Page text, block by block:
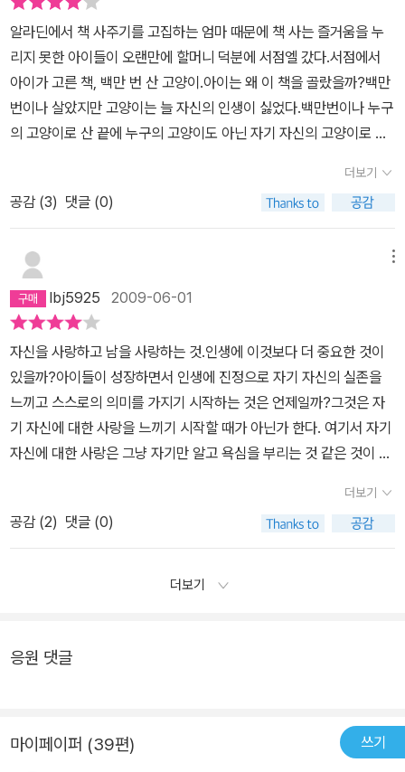
다 마찬가지로 고양이는 죽었죠. 그리고 이번에 누구의 고양이도 아
닌 고양이로 태어난거에요. 자기만의 고양이가 된 거죠. 멋진 얼룩무
늬 도둑고양이가 되었어요.암고양이들은 모두들 신부가 되고 싶어했
대요. 커다란 생선을 선물하기도 하고 먹음직스런 쥐를 갖다 주기도
했죠. 하지만 고양이는 자가 자신을 좋아해서 그 누구도 눈에 차지 않
았나봐요.그런데 이 예쁜 고양이 보이시죠? 얼룩무늬 고양이가 '난 백
만 번이나 죽어 봤다고!' 말해도 '그러니.'하고 대꾸할 뿐 관심을 갖지
않았대요. 하얀고양이의 마음을 얻고 싶은 얼룩무늬 고양이는 빙그르
는 하얀고양이와 새끼 고양이들을 자기 자신보다 더 좋아하게 되었다
네요. 그리고 고양이들도 점차 나이가 들어가고 마침내 하얀고양이가
움직임을 멈췄어요. 고양이는 처음으로 울었대요. 밤이 되고 아침이
되도록, 또 밤이 되고 아침이 되도록 백만 번이나 울었대요. 그리고 어
느날 울음을 그치고 하얀고양이 곁에서 조용히 움직임을 멈췄다네요.
그러고는 두 번 다시 되살아나지 않았대요.백만 번을 사는 동안 진정
한 사랑은 단 한번이었지만 고양이는 아마 온몸과 마음을 다했을 거
에요. 하얀 고양이를 향한 사랑이 두 번 다시 고양이를 살아나게 하지
에게는 조금 어렵기도하고 주제가 무거워서 고양이를 좋아하는 아이
들도 선뜻 이 책을 읽어달라고 조르진 않는 것 같아요. 다만 엄마가 읽
으면 어쩔 수 없이 본다고 할까요. 그래도 나는 이 멋진 얼룩무늬 고양
었어요. 아이들보다는 어른들 정서에 맞는 듯 남편도 너무 좋다고 하
고양이야, 그런 너를 사랑해.
알라딘에서 책 사주기를 고집하는 엄마 때문에 책 사는 즐거움을 누
리지 못한 아이들이 오랜만에 할머니 덕분에 서점엘 갔다.서점에서
아이가 고른 책, 백만 번 산 고양이.아이는 왜 이 책을 골랐을까?백만
번이나 살았지만 고양이는 늘 자신의 인생이 싫었다.백만번이나 누구
의 고양이로 산 끝에 누구의 고양이도 아닌 자기 자신의 고양이로 살
는 고양이와 자식들을 만났다.자신과 함께 늙은 사랑하던 고양이가
자신의 곁에서 움직임을 멈추자백만번 동안 한번도 울지 않았던 울음
을 몇날 며칠 내놓다가 움직임을 멈추었고마침내 다시는 다시 태어나
지 않게 되었다.아이들은 조용히 내 이야기를 들었다. 다른 책을 읽을
때처럼 중간에 참견하지도 않았고다 읽고 난 뒤에 말을 보태지도 않
았다.나도 묻지 않았다. 이제 일곱해째 세상을 살고 있는 아이들이 백
만번의 삶이 주는 의미와 도둑고양이의 삶과다시는 태어나지 않게 된
고양이의 자유와 사랑을 다 이해하긴 어려울 테지만다만 인생은 그
백만번이란 숫자만큼이나 깊고 넓고 큰 것임을 어렴풋이 느끼면서자
기 앞에 펼쳐진 인생 앞에서 숨을 한번 고르지 않았을까 짐작을 해 볼
뿐이다.어른에게도 삶의 의미를 다시 새겨 보게 해 주는 시 같은 그림
책이다.
더보기
공감 (3) 댓글 (0)
lbj5925 2009-06-01
자신을 사랑하고 남을 사랑하는 것.인생에 이것보다 더 중요한 것이
있을까?아이들이 성장하면서 인생에 진정으로 자기 자신의 실존을
느끼고 스스로의 의미를 가지기 시작하는 것은 언제일까?그것은 자
기 자신에 대한 사랑을 느끼기 시작할 때가 아닌가 한다. 여기서 자기
자신에 대한 사랑은 그냥 자기만 알고 욕심을 부리는 것 같은 것이 아
감, 스스로를 존귀하게 여기고 사랑할 때 진전한 의미의 인생은 시작
된다.사노 요코의 그림책 ‘100만 번 산 고양이’에서는 100만 번씩이
나 산 고양이의 이야기가 나온다.고양이는 여러 인생을 경험한다. 그
리고 많은 주인을 만난다. 100만 번을 살았으니 100만 가지의 다른
을 때는 한결같이 슬퍼했다. 그런데 고양이는 자신의 죽음을 슬퍼하
않았다.왜 그랬을까? 아무리 죽어도 다시 살아날 수 있었기 때문에?
사람은 살면서 여러 가지 사랑을 경험한다. 사랑을 하기도 하고, 받기
더보기
공감 (2) 댓글 (0)
더보기
응원 댓글
마이페이퍼 (39편) 쓰기